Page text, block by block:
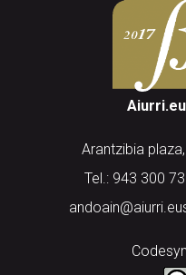
Arantzibia
Tel.: 943 300